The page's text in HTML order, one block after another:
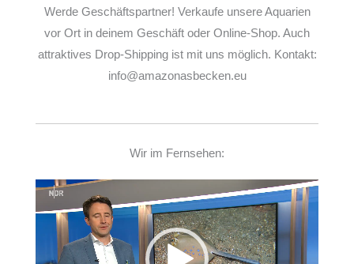
Werde Geschäftspartner! Verkaufe unsere Aquarien
vor Ort in deinem Geschäft oder Online-Shop. Auch
attraktives Drop-Shipping ist mit uns möglich. Kontakt:
info@amazonasbecken.eu
Wir im Fernsehen:
Player